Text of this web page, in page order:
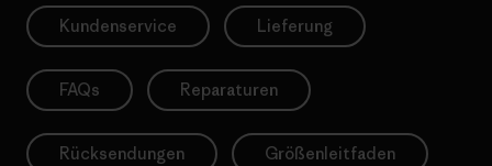
Kundenservice Lieferung
FAQs Reparaturen
Rücksendungen Größenleitfaden